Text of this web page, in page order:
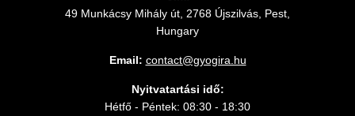
49 Munkácsy Mihály út, 2768 Újszilvás, Pest,
Hungary
Email: contact@gyogira.hu
Nyitvatartási idő:
Hétfő - Péntek: 08:30 - 18:30